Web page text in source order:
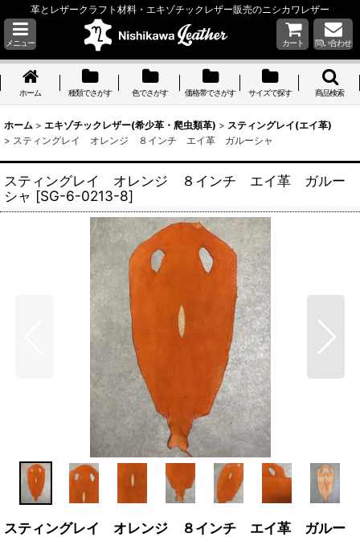
革とレザークラフト材料・エキゾチックレザー販売のニシカワレザー
メニュー カート 問い合わせ
ホーム 種類でさがす 色でさがす 価格帯でさがす サイズで探す 商品検索
ホーム > エキゾチックレザー(希少革・爬虫類革) > スティングレイ(エイ革)
> スティングレイ オレンジ ８インチ エイ革 ガルーシャ
スティングレイ オレンジ ８インチ エイ革 ガルー
シャ [SG-6-0213-8]
スティングレイ オレンジ ８インチ エイ革 ガルー